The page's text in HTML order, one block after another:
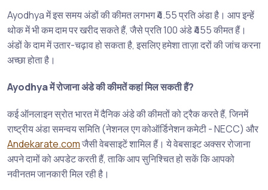
Ayodhya में इस समय अंडों की कीमत लगभग ₹4.55 प्रति अंडा है। आप इन्हें
थोक में भी कम दाम पर खरीद सकते हैं, जैसे प्रति 100 अंडे ₹455 कीमत हैं।
अंडों के दाम में उतार-चढ़ाव हो सकता है, इसलिए हमेशा ताज़ा दरों की जांच करना
अच्छा होता है।
Ayodhya में रोजाना अंडे की कीमतें कहां मिल सकती हैं?
कई ऑनलाइन स्रोत भारत में दैनिक अंडे की कीमतों को ट्रैक करते हैं, जिनमें
राष्ट्रीय अंडा समन्वय समिति (नेशनल एग कोऑर्डिनेशन कमेटी - NECC) और
Andekarate.comजैसी वेबसाइटें शामिल हैं। ये वेबसाइट अक्सर रोजाना
अपने दामों को अपडेट करती हैं, ताकि आप सुनिश्चित हो सकें कि आपको
नवीनतम जानकारी मिल रही है।